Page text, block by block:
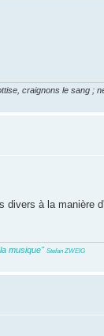
craignons le sang ;
divers à la manière
musique" Stefan ZWEIG